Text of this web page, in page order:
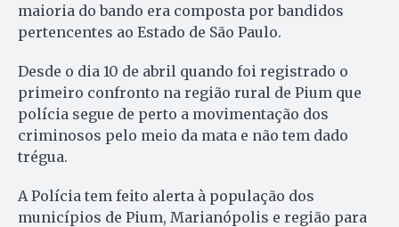
maioria do bando era composta por bandidos
pertencentes ao Estado de São Paulo.
Desde o dia 10 de abril quando foi registrado o
primeiro confronto na região rural de Pium que
polícia segue de perto a movimentação dos
criminosos pelo meio da mata e não tem dado
trégua.
A Polícia tem feito alerta à população dos
municípios de Pium, Marianópolis e região para